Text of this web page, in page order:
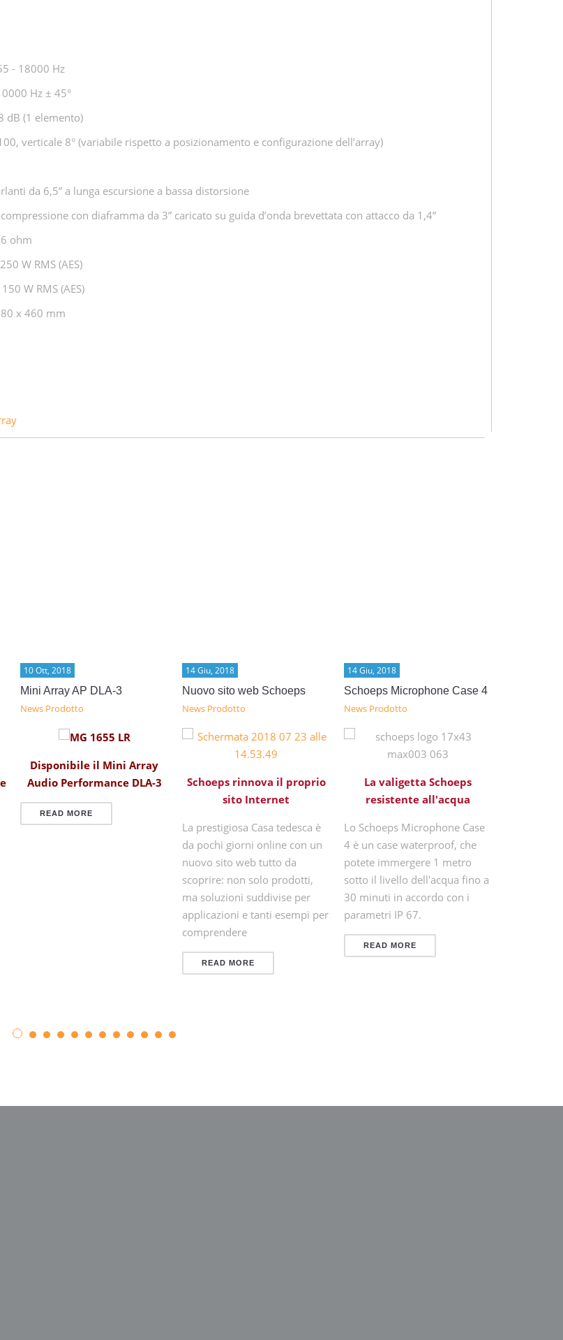
- 18000 Hz
Hz ± 45°
dB (1 elemento)
verticale 8° (variabile rispetto a posizionamento e configurazione dell’array)
da 6,5” a lunga escursione a bassa distorsione
con diaframma da 3” caricato su guida d’onda brevettata con attacco da 1,4”
ohm
W RMS (AES)
W RMS (AES)
x 460 mm
10 Ott, 2018
Mini Array AP DLA-3
News Prodotto
Disponibile il Mini Array
Audio Performance DLA-3
READ MORE
14 Giu, 2018
Nuovo sito web Schoeps
News Prodotto
Schoeps rinnova il proprio
sito Internet
La prestigiosa Casa tedesca è
da pochi giorni online con un
nuovo sito web tutto da
scoprire: non solo prodotti,
ma soluzioni suddivise per
applicazioni e tanti esempi per
comprendere
READ MORE
14 Giu, 2018
Schoeps Microphone Case 4
News Prodotto
La valigetta Schoeps
resistente all'acqua
Lo Schoeps Microphone Case
4 è un case waterproof, che
potete immergere 1 metro
sotto il livello dell'acqua fino a
30 minuti in accordo con i
parametri IP 67.
READ MORE